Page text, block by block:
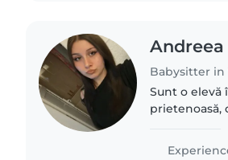
Andreea
Babysitter in
Sunt o elevă
prietenoasă,